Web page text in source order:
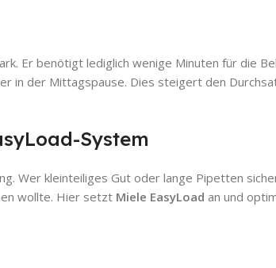
Er benötigt lediglich wenige Minuten für die
in der Mittagspause. Dies steigert den
System
Wer kleinteiliges Gut oder lange Pipetten
wollte. Hier setzt Miele EasyLoad an und